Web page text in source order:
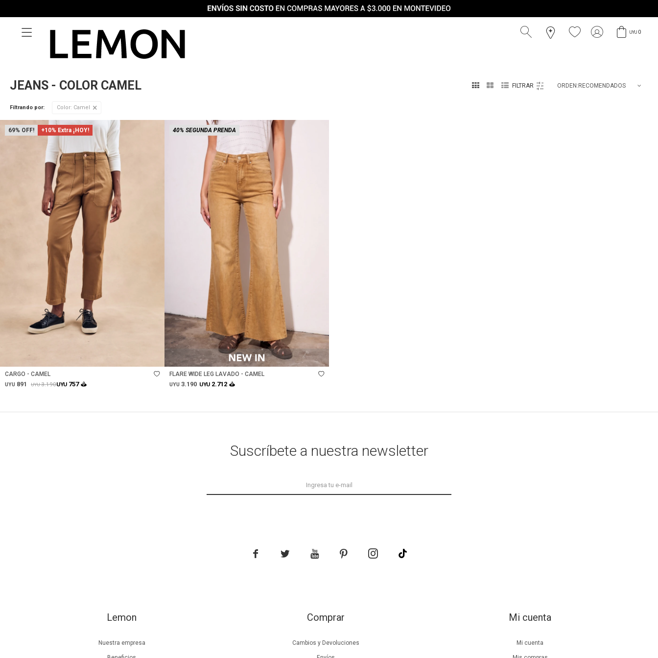
UYU 0

JEANS - COLOR CAMEL    RECOMENDADOS
Filtrando por: Color: Camel
69 +10% Extra ¡HOY!
Talle
CARGO - CAMEL
UYU 891 UYU3.190UYU 757
40% SEGUNDA PRENDA
FLARE WIDE LEG LAVADO - CAMEL
UYU 3.190 UYU 2.712
Lemon
Nuestra empresa
Comprar
Cambios y Devoluciones
Mi cuenta
Mi cuenta
Suscríbete a nuestra newsletter
    